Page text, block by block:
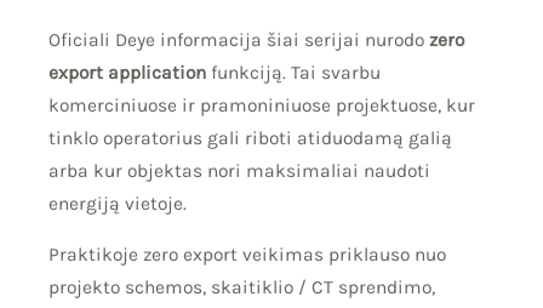
Oficiali Deye informacija šiai serijai nurodo zero
export application funkciją. Tai svarbu
komerciniuose ir pramoniniuose projektuose, kur
tinklo operatorius gali riboti atiduodamą galią
arba kur objektas nori maksimaliai naudoti
energiją vietoje.
Praktikoje zero export veikimas priklauso nuo
projekto schemos, skaitiklio / CT sprendimo,